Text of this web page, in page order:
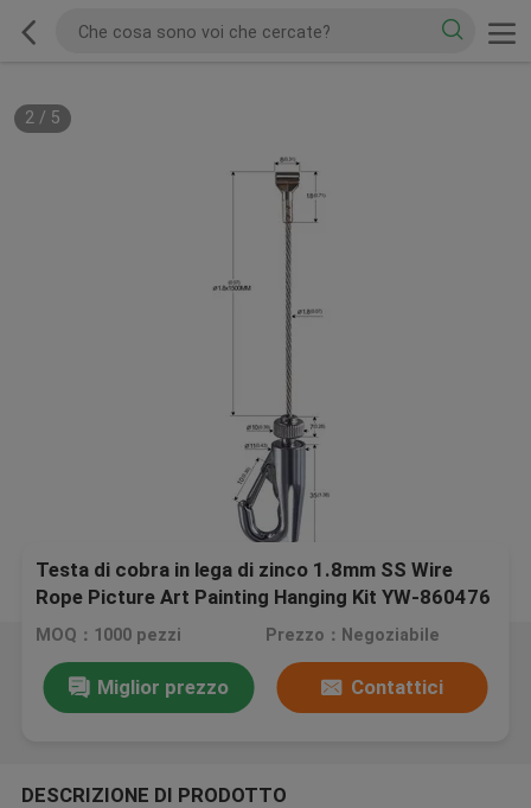
2/ 5
Testa di cobra in lega di zinco 1.8mm SS Wire
Rope Picture Art Painting Hanging Kit YW-860476
MOQ：1000 pezzi Prezzo：Negoziabile
Miglior prezzo Contattici
DESCRIZIONE DI PRODOTTO